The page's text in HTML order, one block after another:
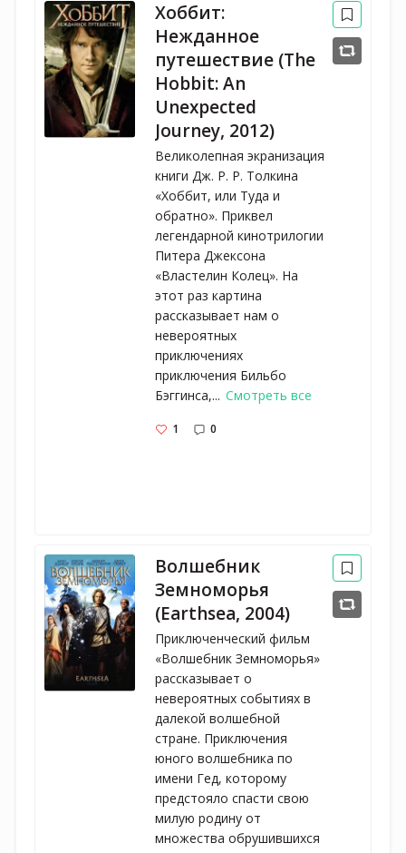
Хоббит:
Нежданное
путешествие (The
Hobbit: An
Unexpected
Journey, 2012)
Великолепная экранизация
книги Дж. Р. Р. Толкина
«Хоббит, или Туда и
обратно». Приквел
легендарной кинотрилогии
Питера Джексона
«Властелин Колец». На
этот раз картина
рассказывает нам о
невероятных
приключениях
приключения Бильбо
Бэггинса,... Смотреть все
1 0
Волшебник
Земноморья
(Earthsea, 2004)
Приключенческий фильм
«Волшебник Земноморья»
рассказывает о
невероятных событиях в
далекой волшебной
стране. Приключения
юного волшебника по
имени Гед, которому
предстояло спасти свою
милую родину от
множества обрушившихся